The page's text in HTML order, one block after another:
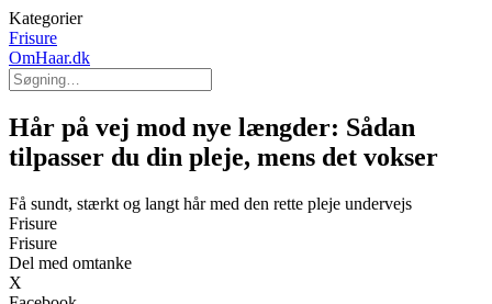
Kategorier
Frisure
OmHaar.dk
Hår på vej mod nye længder: Sådan
tilpasser du din pleje, mens det vokser
Få sundt, stærkt og langt hår med den rette pleje undervejs
Frisure
Frisure
Del med omtanke
X